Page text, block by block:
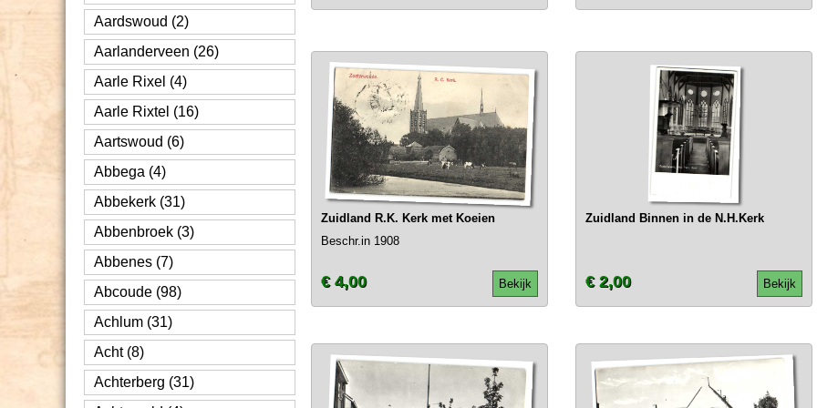
Aardswoud (2)
Aarlanderveen (26)
Aarle Rixel (4)
Aarle Rixtel (16)
Aartswoud (6)
Abbega (4)
Abbekerk (31)
Abbenbroek (3)
Abbenes (7)
Abcoude (98)
Achlum (31)
Acht (8)
Achterberg (31)
Zuidland R.K. Kerk met Koeien
Beschr.in 1908
Bekijk
€ 4,00
Zuidland Binnen in de N.H.Kerk
Bekijk
€ 2,00